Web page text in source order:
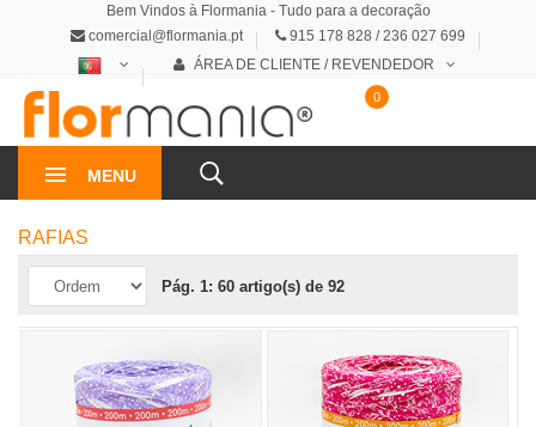
Bem Vindos à Flormania - Tudo para a decoração
comercial@flormania.pt
915 178 828 / 236 027 699
ÁREA DE CLIENTE / REVENDEDOR
MENU
0
RAFIAS
Pág. 1: 60 artigo(s) de 92